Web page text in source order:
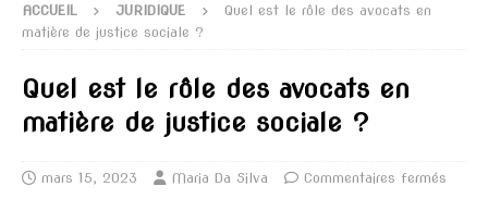
ACCUEIL JURIDIQUE
Quel est le rôle des avocats en
matière de justice sociale ?
Quel est le rôle des avocats en
matière de justice sociale ?
mars 15, 2023 Maria Da Silva Commentaires fermés